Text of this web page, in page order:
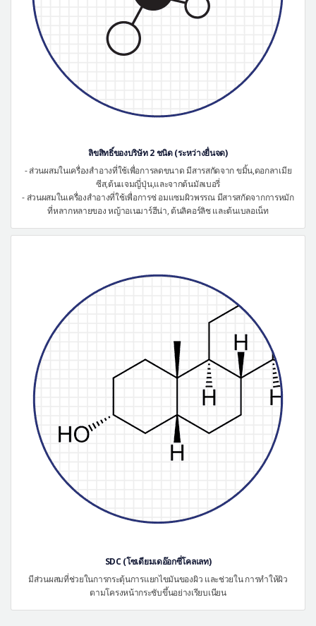
ลิขสิทธิ์ของบริษัท 2 ชนิด (ระหว่างยื่นจด)
- ส่วนผสมในเครื่องสำอางที่ใช้เพื่อการลดขนาด มีสารสกัดจาก ขมิ้น,ดอกลาเมีย
ซีส,ต้นแจมญี่ปุ่น,และจากต้นมัลเบอรี่
- ส่วนผสมในเครื่องสำอางที่ใช้เพื่อการซ่ อมแซมผิวพรรณ มีสารสกัดจากการหมัก
ที่หลากหลายของ หญ้าอเนมาร์ฮีน่า, ต้นลิคอร์ลิช และต้นเบลอเน็ท
SDC (โซเดียมเดอ๊อกซี่โคลเลท)
มีส่วนผสมที่ช่วยในการกระตุ้นการแยกไขมันของผิว และช่วยใน การทำให้ผิว
ตามโครงหน้ากระชับขึ้นอย่างเรียบเนียน